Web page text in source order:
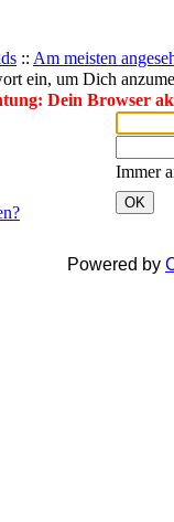
:: Am meisten
ein, um Dich
Dein Browser
Immer
OK
Powered by